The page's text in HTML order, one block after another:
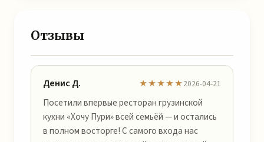
Отзывы
Денис Д. ★★★★★2026-04-21
Посетили впервые ресторан грузинской
кухни «Хочу Пури» всей семьёй — и остались
в полном восторге! С самого входа нас